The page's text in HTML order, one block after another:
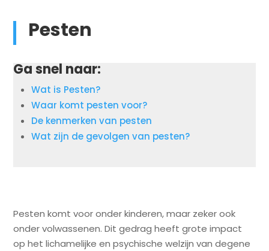
Pesten
Ga snel naar:
Wat is Pesten?
Waar komt pesten voor?
De kenmerken van pesten
Wat zijn de gevolgen van pesten?
Pesten komt voor onder kinderen, maar zeker ook
onder volwassenen. Dit gedrag heeft grote impact
op het lichamelijke en psychische welzijn van degene